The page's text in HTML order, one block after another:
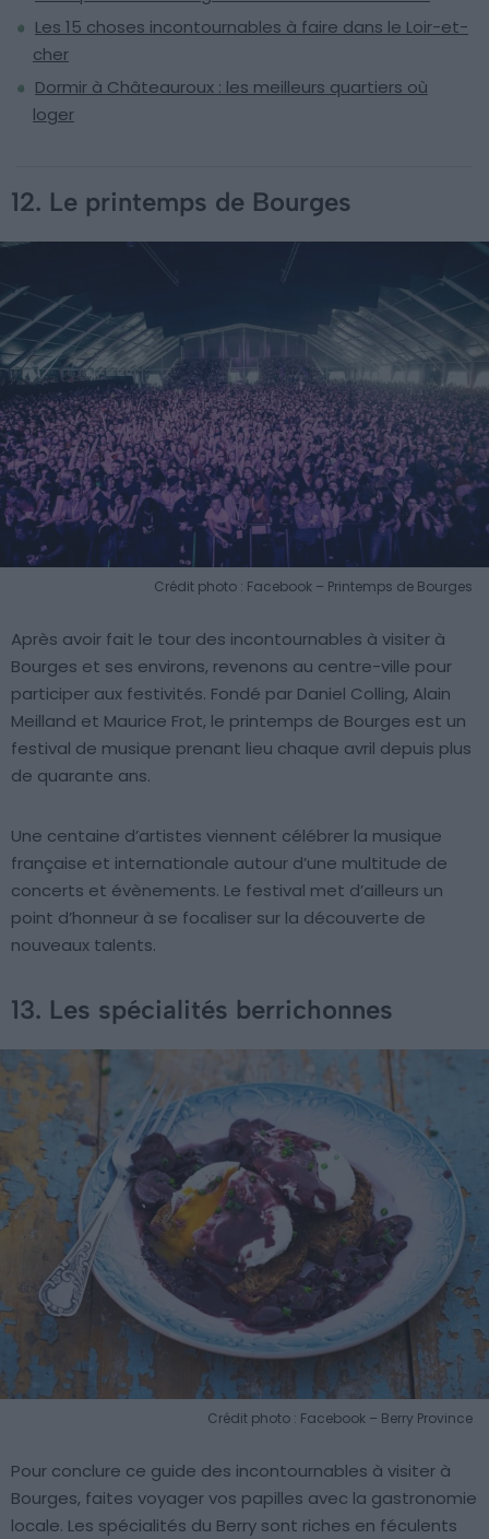
Les 15 choses incontournables à faire dans le Loir-et-
cher
Dormir à Châteauroux : les meilleurs quartiers où
loger
12. Le printemps de Bourges
Crédit photo : Facebook – Printemps de Bourges
Après avoir fait le tour des incontournables à visiter à
Bourges et ses environs, revenons au centre-ville pour
participer aux festivités. Fondé par Daniel Colling, Alain
Meilland et Maurice Frot, le printemps de Bourges est un
festival de musique prenant lieu chaque avril depuis plus
de quarante ans.
Une centaine d’artistes viennent célébrer la musique
française et internationale autour d’une multitude de
concerts et évènements. Le festival met d’ailleurs un
point d’honneur à se focaliser sur la découverte de
nouveaux talents.
13. Les spécialités berrichonnes
Crédit photo : Facebook – Berry Province
Pour conclure ce guide des incontournables à visiter à
Bourges, faites voyager vos papilles avec la gastronomie
locale. Les spécialités du Berry sont riches en féculents